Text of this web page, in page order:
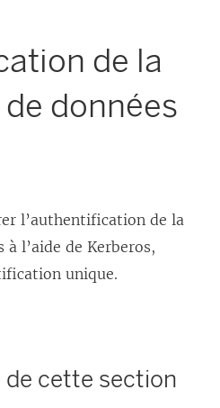
de la
données
l’authentification de la
à l’aide de Kerberos,
unique.
cette section